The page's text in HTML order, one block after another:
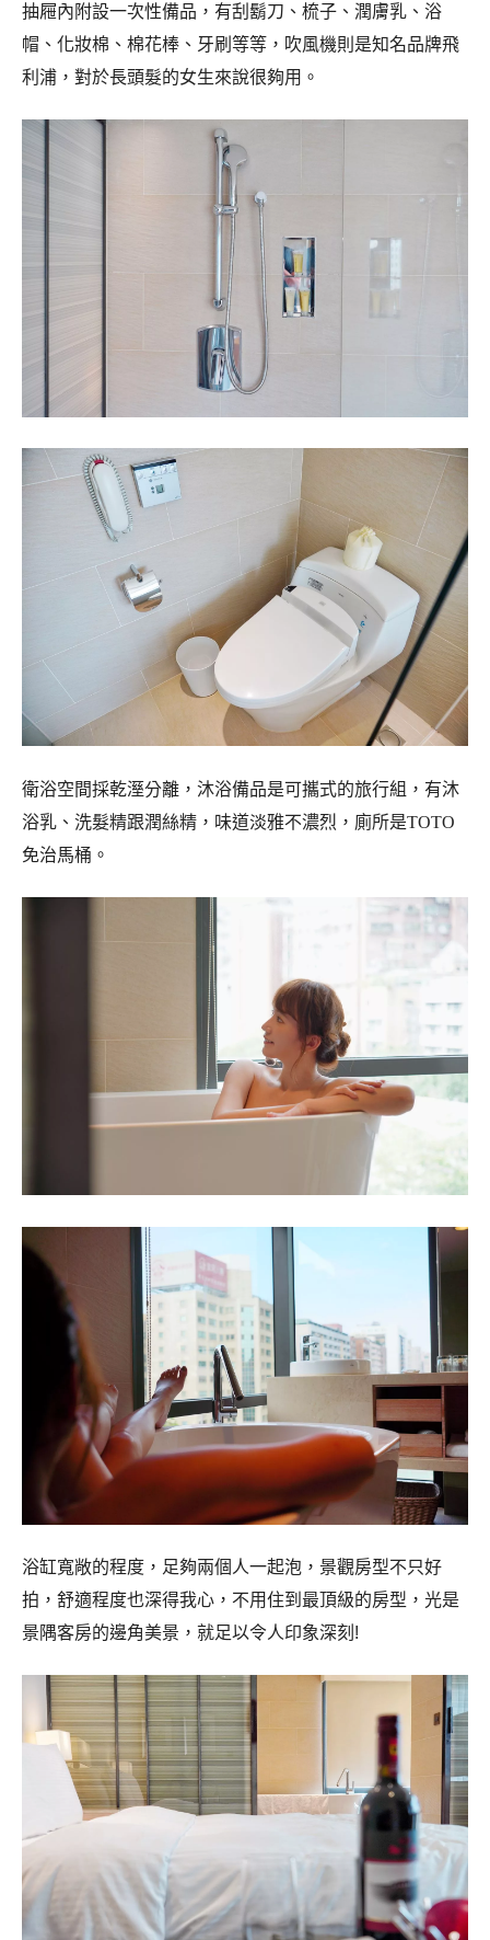
抽屜內附設一次性備品，有刮鬍刀、梳子、潤膚乳、浴
帽、化妝棉、棉花棒、牙刷等等，吹風機則是知名品牌飛
利浦，對於長頭髮的女生來說很夠用。
衛浴空間採乾溼分離，沐浴備品是可攜式的旅行組，有沐
浴乳、洗髮精跟潤絲精，味道淡雅不濃烈，廁所是TOTO
免治馬桶。
浴缸寬敞的程度，足夠兩個人一起泡，景觀房型不只好
拍，舒適程度也深得我心，不用住到最頂級的房型，光是
景隅客房的邊角美景，就足以令人印象深刻!